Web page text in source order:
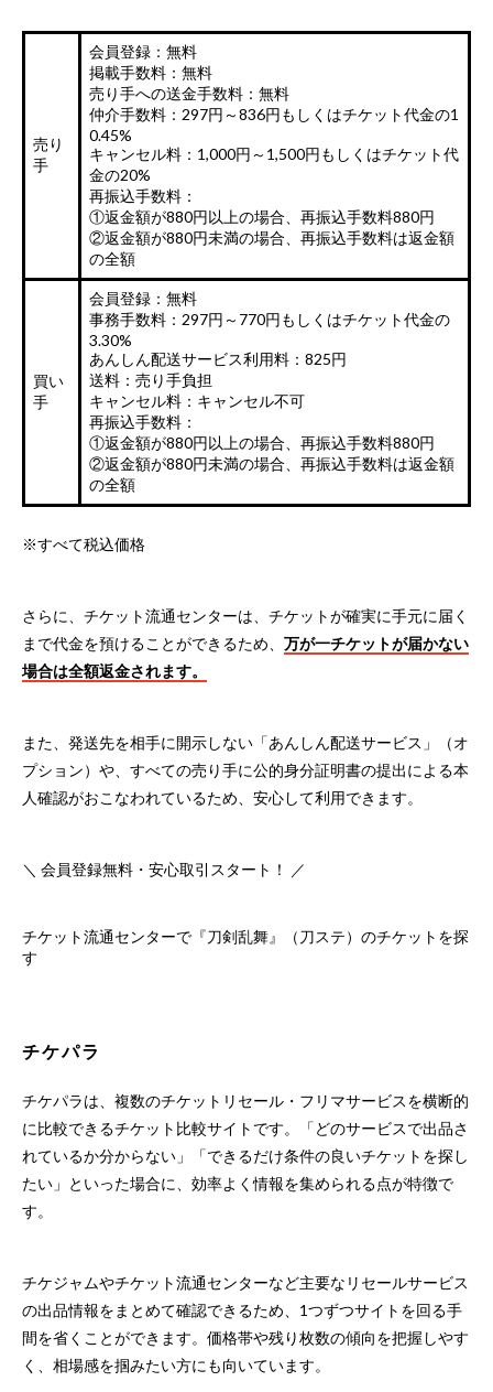
売り
手
会員登録：無料
掲載手数料：無料
売り手への送金手数料：無料
仲介手数料：297円～836円もしくはチケット代金の1
0.45%
キャンセル料：1,000円～1,500円もしくはチケット代
金の20%
再振込手数料：
①返金額が880円以上の場合、再振込手数料880円
②返金額が880円未満の場合、再振込手数料は返金額
の全額
買い
手
会員登録：無料
事務手数料：297円～770円もしくはチケット代金の
3.30%
あんしん配送サービス利用料：825円
送料：売り手負担
キャンセル料：キャンセル不可
再振込手数料：
①返金額が880円以上の場合、再振込手数料880円
②返金額が880円未満の場合、再振込手数料は返金額
の全額
※すべて税込価格
さらに、チケット流通センターは、チケットが確実に手元に届く
まで代金を預けることができるため、 万が一チケットが届かない
場合は全額返金されます。
また、発送先を相手に開示しない「あんしん配送サービス」（オ
プション）や、すべての売り手に公的身分証明書の提出による本
人確認がおこなわれているため、安心して利用できます。
＼ 会員登録無料・安心取引スタート！ ／
チケット流通センターで『刀剣乱舞』（刀ステ）のチケットを探
す
チケパラ
チケパラは、複数のチケットリセール・フリマサービスを横断的
に比較できるチケット比較サイトです。「どのサービスで出品さ
れているか分からない」「できるだけ条件の良いチケットを探し
たい」といった場合に、効率よく情報を集められる点が特徴で
す。
チケジャムやチケット流通センターなど主要なリセールサービス
の出品情報をまとめて確認できるため、1つずつサイトを回る手
間を省くことができます。価格帯や残り枚数の傾向を把握しやす
く、相場感を掴みたい方にも向いています。